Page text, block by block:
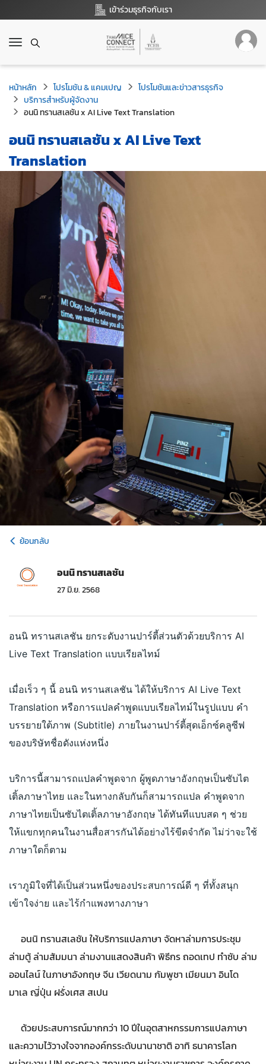
เข้าร่วมธุรกิจกับเรา
T
g
g
l
e
n
v
i
g
i
หน้าหลัก โปรโมชัน & แคมเปญ
โปรโมชันและข่าวสารธุรกิจ
บริการสำหรับผู้จัดงาน
อนนิ ทรานสเลชัน x AI Live Text Translation
อนนิ ทรานสเลชัน x AI Live Text
Translation
ย้อนกลับ
อนนิ ทรานสเลชัน
27 มิ.ย. 2568
อนนิ ทรานสเลชัน ยกระดับงานปาร์ตี้ส่วนตัวด้วยบริการ AI
Live Text Translation แบบเรียลไทม์
เมื่อเร็ว ๆ นี้ อนนิ ทรานสเลชัน ได้ให้บริการ AI Live Text
Translation หรือการแปลคำพูดแบบเรียลไทม์ในรูปแบบ คำ
บรรยายใต้ภาพ (Subtitle) ภายในงานปาร์ตี้สุดเอ็กซ์คลูซีฟ
ของบริษัทชื่อดังแห่งหนึ่ง
บริการนี้สามารถแปลคำพูดจาก ผู้พูดภาษาอังกฤษเป็นซับไต
เติ้ลภาษาไทย และในทางกลับกันก็สามารถแปล คำพูดจาก
ภาษาไทยเป็นซับไตเติ้ลภาษาอังกฤษ ได้ทันทีแบบสด ๆ ช่วย
ให้แขกทุกคนในงานสื่อสารกันได้อย่างไร้ขีดจำกัด ไม่ว่าจะใช้
ภาษาใดก็ตาม
เราภูมิใจที่ได้เป็นส่วนหนึ่งของประสบการณ์ดี ๆ ที่ทั้งสนุก
เข้าใจง่าย และไร้กำแพงทางภาษา
อนนิ ทรานสเลชัน ให้บริการแปลภาษา จัดหาล่ามการประชุม
ล่ามตู้ ล่ามสัมมนา ล่ามงานแสดงสินค้า พิธีกร ถอดเทป ทำซับ ล่าม
ออนไลน์ ในภาษาอังกฤษ จีน เวียดนาม กัมพูชา เมียนมา อินโด
มาเล ญี่ปุ่น ฝรั่งเศส สเปน
ด้วยประสบการณ์มากกว่า 10 ปีในอุตสาหกรรมการแปลภาษา
และความไว้วางใจจากองค์กรระดับนานาชาติ อาทิ ธนาคารโลก